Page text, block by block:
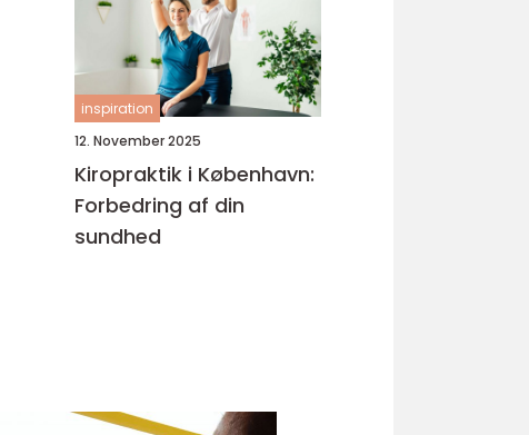
inspiration
12. November 2025
Kiropraktik i København:
Forbedring af din
sundhed